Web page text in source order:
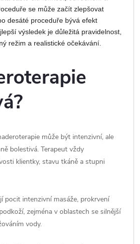
se může začít zlepšovat
desáté proceduře bývá efekt
výsledek je důležitá pravidelnost,
režim a realistické očekávání.
může být intenzivní, ale
bolestivá. Terapeut vždy
klientky, stavu tkáně a stupni
pocit intenzivní masáže, prokrvení
zejména v oblastech se silnější
vody.